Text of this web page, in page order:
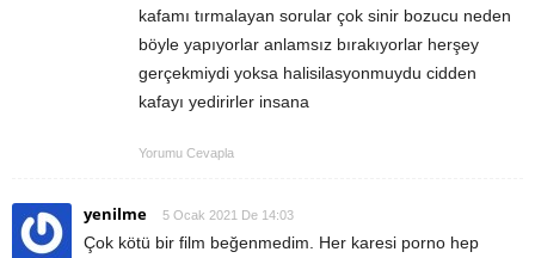
kafamı tırmalayan sorular çok sinir bozucu neden
böyle yapıyorlar anlamsız bırakıyorlar herşey
gerçekmiydi yoksa halisilasyonmuydu cidden
kafayı yedirirler insana
Yorumu Cevapla
yenilme 5 Ocak 2021 De 14:03
Çok kötü bir film beğenmedim. Her karesi porno hep